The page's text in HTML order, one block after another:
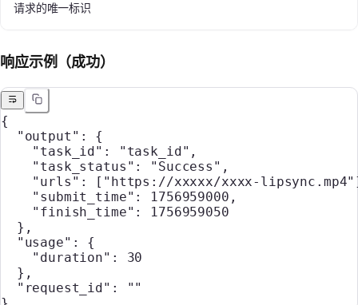
请求的唯一标识
响应示例（成功）
{
  "output"
: {
    "task_id"
: "task_id" ,
    "task_status"
: "Success" ,
    "urls"
: [ "https://xxxxx/xxxx-lipsync.mp4"
    "submit_time"
: 1756959000 ,
    "finish_time"
: 1756959050
  },
  "usage"
: {
    "duration"
: 30
  },
  "request_id"
:
""